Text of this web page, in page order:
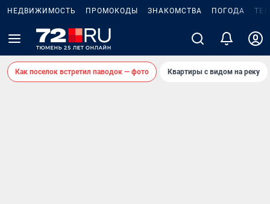
НЕДВИЖИМОСТЬ ПРОМОКОДЫ ЗНАКОМСТВА ПОГОДА
Как поселок встретил паводок — фото Квартиры с видом на реку